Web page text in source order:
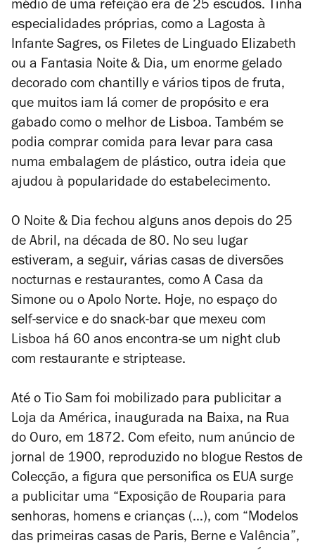
médio de uma refeição era de 25 escudos. Tinha
especialidades próprias, como a Lagosta à
Infante Sagres, os Filetes de Linguado Elizabeth
ou a Fantasia Noite & Dia, um enorme gelado
decorado com chantilly e vários tipos de fruta,
que muitos iam lá comer de propósito e era
gabado como o melhor de Lisboa. Também se
podia comprar comida para levar para casa
numa embalagem de plástico, outra ideia que
ajudou à popularidade do estabelecimento.
O Noite & Dia fechou alguns anos depois do 25
de Abril, na década de 80. No seu lugar
estiveram, a seguir, várias casas de diversões
nocturnas e restaurantes, como A Casa da
Simone ou o Apolo Norte. Hoje, no espaço do
self-service e do snack-bar que mexeu com
Lisboa há 60 anos encontra-se um night club
com restaurante e striptease.
Até o Tio Sam foi mobilizado para publicitar a
Loja da América, inaugurada na Baixa, na Rua
do Ouro, em 1872. Com efeito, num anúncio de
jornal de 1900, reproduzido no blogue Restos de
Colecção, a figura que personifica os EUA surge
a publicitar uma “Exposição de Rouparia para
senhoras, homens e crianças (…), com “Modelos
das primeiras casas de Paris, Berne e Valência”,